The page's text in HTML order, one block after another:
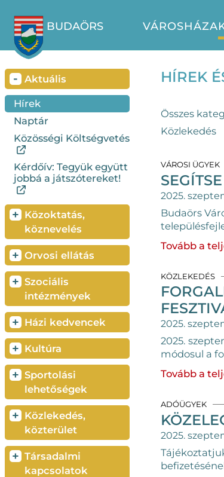
BUDAÖRS VÁROSHÁZA
- Aktuális
Hírek
Naptár
Közösségi Költségvetés
Kérdőív: Tegyük együtt
jobbá a játszótereket!
+ Közoktatás,
köznevelés
+ Orvosi ellátás
+ Szociális
intézmények
+ Házi kedvencek
+ Kultúra
+ Sportolási
lehetőségek
+ Közlekedés,
közterület
+ Társadalmi
kapcsolatok
HÍREK
Összes
Közlekedés
VÁROSI ÜGYEK
2025.
Budaörs
Tovább a
KÖZLEKEDÉS
2025.
2025.
módosul a
Tovább a
ADÓÜGYEK
2025.